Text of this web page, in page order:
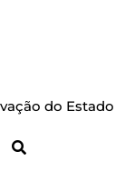
do Estado